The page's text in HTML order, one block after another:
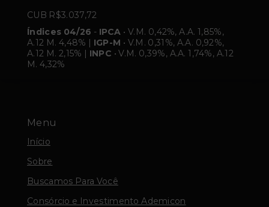
Menu
Início
Sobre
Buscamos Para Você
Consórcio e Investimento Ademicon
CUB R$3.037,72
Índices 04/26 - IPCA • V.M. 0,42%, A.A. 1,85%,
A.12 M. 4,48% | IGP-M • V.M. 0,31%, A.A. 0,92%,
A.12 M. 2,15% | INPC • V.M. 0,39%, A.A. 1,74%, A.12
M. 4,32%